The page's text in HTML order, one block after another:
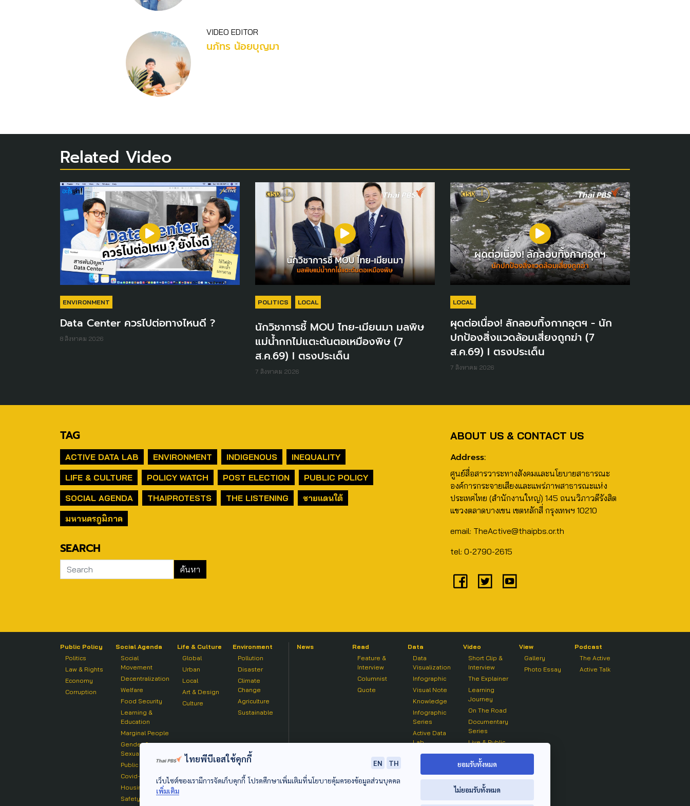
VIDEO EDITOR
นภัทร น้อยบุญมา
Related Video
ENVIRONMENT
Data Center ควรไปต่อทางไหนดี ?
8 สิงหาคม 2026
POLITICS LOCAL
นักวิชาการชี้ MOU ไทย-เมียนมา มลพิษ
แม่น้ำกกไม่แตะต้นตอเหมืองพิษ (7
ส.ค.69) I ตรงประเด็น
7 สิงหาคม 2026
LOCAL
ผุดต่อเนื่อง! ลักลอบทิ้งกากอุตฯ - นัก
ปกป้องสิ่งแวดล้อมเสี่ยงถูกฆ่า (7
ส.ค.69) I ตรงประเด็น
7 สิงหาคม 2026
TAG
ACTIVE DATA LAB ENVIRONMENT INDIGENOUS
INEQUALITY
LIFE & CULTURE
POLICY WATCH POST ELECTION
PUBLIC POLICY
SOCIAL AGENDA
THAIPROTESTS THE LISTENING
ชายแดนใต้
มหานครภูมิภาค
SEARCH
ABOUT US & CONTACT US
Address:
ศูนย์สื่อสารวาระทางสังคมและนโยบายสาธารณะ
องค์การกระจายเสียงและแพร่ภาพสาธารณะแห่ง
ประเทศไทย (สำนักงานใหญ่) 145 ถนนวิภาวดีรังสิต
แขวงตลาดบางเขน เขตหลักสี่ กรุงเทพฯ 10210
email: TheActive@thaipbs.or.th
tel: 0-2790-2615
Public Policy
Politics
Law & Rights
Economy
Corruption
Social Agenda
Social
Movement
Decentralization
Welfare
Food Security
Learning &
Education
Marginal People
Gender &
Sexuality
Public Health
Covid-19
Housing
Safety
Life & Culture
Global
Urban
Local
Art & Design
Culture
Environment
Pollution
Disaster
Climate
Change
Agriculture
Sustainable
News
Read
Feature &
Interview
Columnist
Quote
Data
Data
Visualization
Infographic
Visual Note
Knowledge
Infographic
Series
Active Data
Lab
Video
Short Clip &
Interview
The Explainer
Learning
Journey
On The Road
Documentary
Series
Live & Public
On air Clip
View
Gallery
Photo Essay
Podcast
The Active
Active Talk
ไทยพีบีเอสใช้คุกกี้ EN
TH
เว็บไซต์ของเรามีการจัดเก็บคุกกี้ โปรดศึกษาเพิ่มเติมที่นโยบายคุ้มครองข้อมูลส่วนบุคคล
เพิ่มเติม
ยอมรับทั้งหมด
ไม่ยอมรับทั้งหมด